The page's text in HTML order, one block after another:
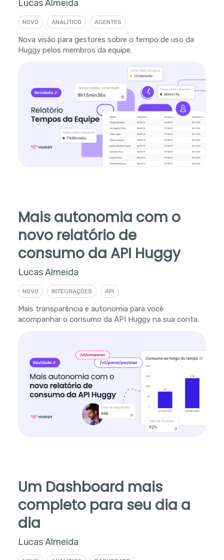
Lucas Almeida
NOVO ANALÍTICO AGENTES
Nova visão para gestores sobre o tempo de uso da
Huggy pelos membros da equipe.
Mais autonomia com o
novo relatório de
consumo da API Huggy
Lucas Almeida
NOVO INTEGRAÇÕES API
Mais transparência e autonomia para você
acompanhar o consumo da API Huggy na sua conta.
Um Dashboard mais
completo para seu dia a
dia
Lucas Almeida